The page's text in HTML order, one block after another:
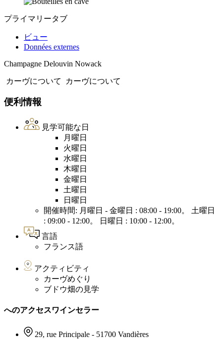
プライマリータブ
ビュー
Données externes
Champagne Delouvin Nowack
カーヴについて カーヴについて
便利情報
見学可能な日
月曜日
火曜日
水曜日
木曜日
金曜日
土曜日
日曜日
開催時間: 月曜日 - 金曜日 : 08:00 - 19:00。 土曜日
: 09:00 - 12:00。 日曜日 : 10:00 - 12:00。
言語
フランス語
アクティビティ
カーヴめぐり
ブドウ畑の見学
へのアクセスワインセラー
29, rue Principale - 51700 Vandières